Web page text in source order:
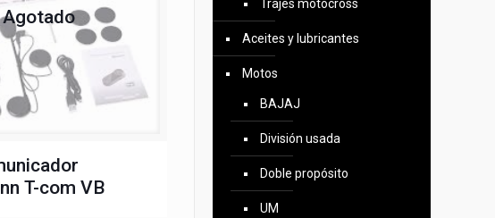
Agotado
T-com VB
Trajes motocross
Aceites y lubricantes
Motos
BAJAJ
División usada
Doble propósito
UM